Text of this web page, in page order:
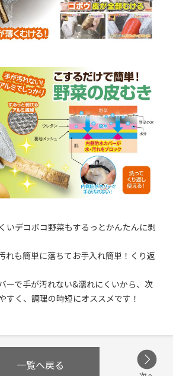
いデコボコ野菜もするっとかんたんに剥
れも簡単に落ちてお手入れ簡単！くり返
ーで手が汚れない&濡れにくいから、次
すく、調理の時短にオススメです！
一覧へ戻る